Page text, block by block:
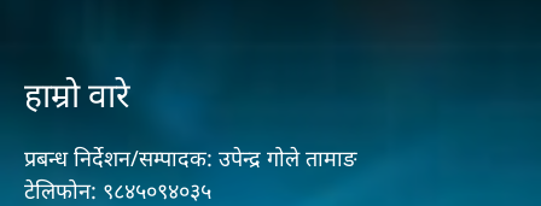
हाम्रो वारे
प्रबन्ध निर्देशन/सम्पादक: उपेन्द्र गोले तामाङ
टेलिफोन: ९८४५०९४०३५